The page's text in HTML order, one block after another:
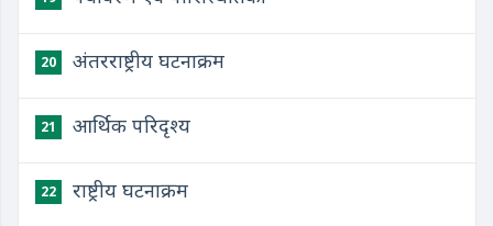
20 अंतरराष्ट्रीय घटनाक्रम
21 आर्थिक परिदृश्य
22 राष्ट्रीय घटनाक्रम